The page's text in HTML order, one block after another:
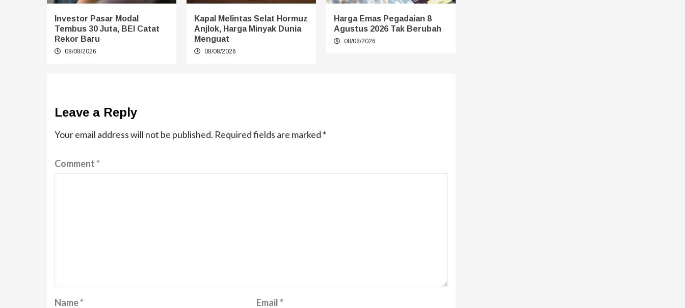
Investor Pasar Modal
Tembus 30 Juta, BEI Catat
Rekor Baru
08/08/2026
Kapal Melintas Selat Hormuz
Anjlok, Harga Minyak Dunia
Menguat
08/08/2026
Harga Emas Pegadaian 8
Agustus 2026 Tak Berubah
08/08/2026
Leave a Reply
Your email address will not be published. Required fields are marked *
Comment*
Name* Email*